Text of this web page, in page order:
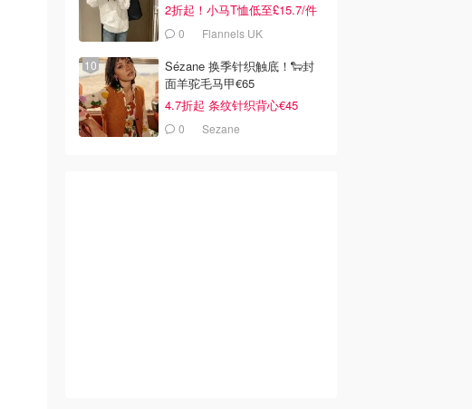
2折起！小马T恤低至£15.7/件
0 Flannels UK
Sézane 换季针织触底！🐑封
面羊驼毛马甲€65
4.7折起 条纹针织背心€45
0 Sezane